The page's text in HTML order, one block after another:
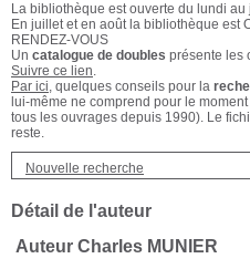
La bibliothèque est ouverte du lundi
En juillet et en août la bibliothèque est
RENDEZ-VOUS
Un catalogue de doubles présente les
Suivre ce lien.
Par ici, quelques conseils pour la
lui-même ne comprend pour le
tous les ouvrages depuis 1990). Le
reste.
Nouvelle recherche
Détail de l'auteur
Auteur Charles MUNIER